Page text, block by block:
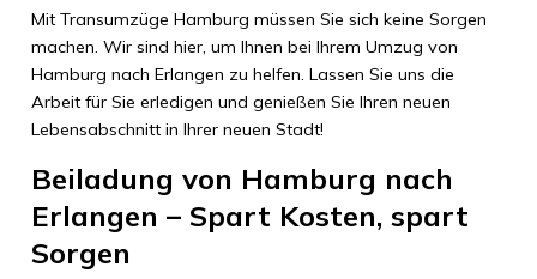
Mit Transumzüge Hamburg müssen Sie sich keine Sorgen
machen. Wir sind hier, um Ihnen bei Ihrem Umzug von
Hamburg nach Erlangen zu helfen. Lassen Sie uns die
Arbeit für Sie erledigen und genießen Sie Ihren neuen
Lebensabschnitt in Ihrer neuen Stadt!
Beiladung von Hamburg nach
Erlangen – Spart Kosten, spart
Sorgen